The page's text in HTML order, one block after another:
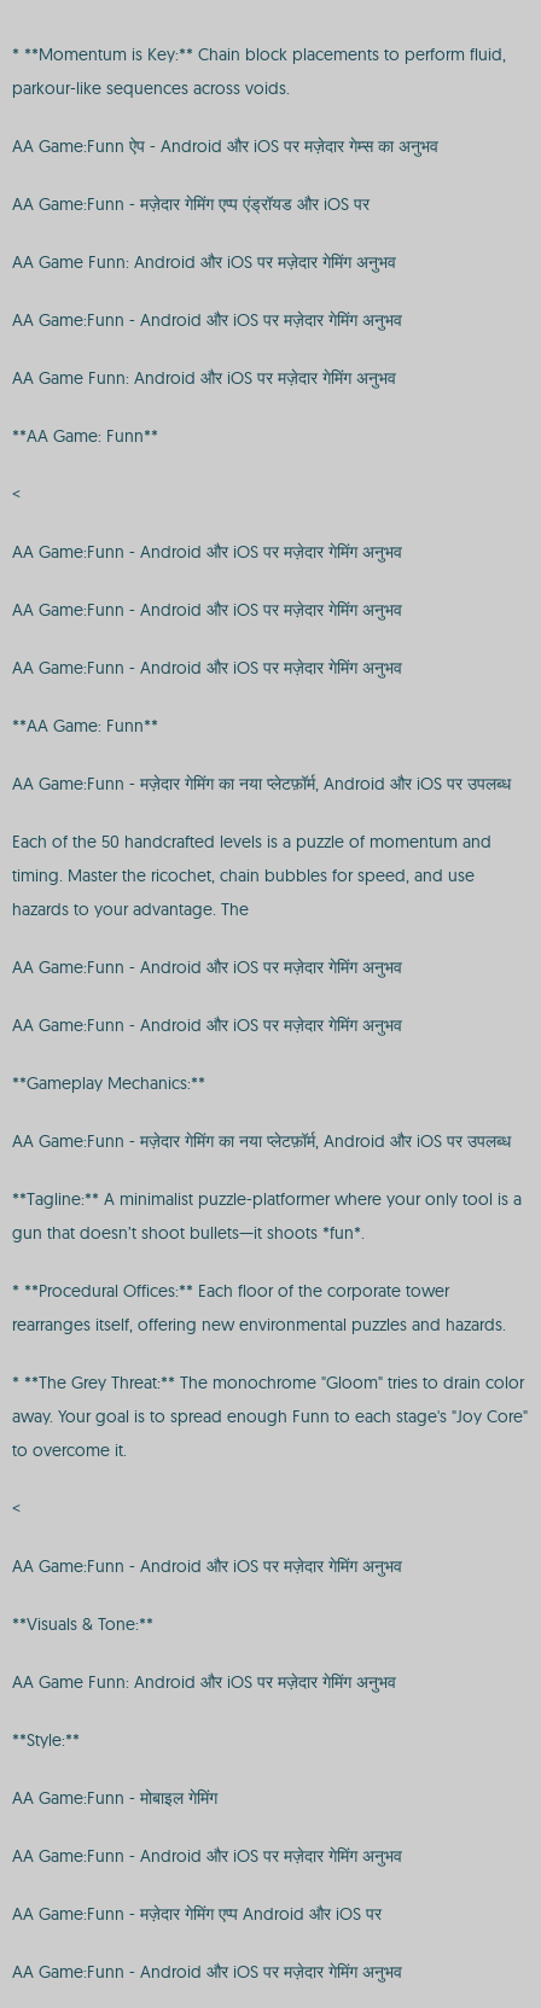
* **Momentum is Key:** Chain block placements to perform fluid,
parkour-like sequences across voids.
AA Game:Funn ऐप - Android और iOS पर मज़ेदार गेम्स का अनुभव
AA Game:Funn - मज़ेदार गेमिंग एप्प एंड्रॉयड और iOS पर
AA Game Funn: Android और iOS पर मज़ेदार गेमिंग अनुभव
AA Game:Funn - Android और iOS पर मज़ेदार गेमिंग अनुभव
AA Game Funn: Android और iOS पर मज़ेदार गेमिंग अनुभव
**AA Game: Funn**
<
AA Game:Funn - Android और iOS पर मज़ेदार गेमिंग अनुभव
AA Game:Funn - Android और iOS पर मज़ेदार गेमिंग अनुभव
AA Game:Funn - Android और iOS पर मज़ेदार गेमिंग अनुभव
**AA Game: Funn**
AA Game:Funn - मज़ेदार गेमिंग का नया प्लेटफ़ॉर्म, Android और iOS पर उपलब्ध
Each of the 50 handcrafted levels is a puzzle of momentum and
timing. Master the ricochet, chain bubbles for speed, and use
hazards to your advantage. The
AA Game:Funn - Android और iOS पर मज़ेदार गेमिंग अनुभव
AA Game:Funn - Android और iOS पर मज़ेदार गेमिंग अनुभव
**Gameplay Mechanics:**
AA Game:Funn - मज़ेदार गेमिंग का नया प्लेटफ़ॉर्म, Android और iOS पर उपलब्ध
**Tagline:** A minimalist puzzle-platformer where your only tool is a
gun that doesn’t shoot bullets—it shoots *fun*.
* **Procedural Offices:** Each floor of the corporate tower
rearranges itself, offering new environmental puzzles and hazards.
* **The Grey Threat:** The monochrome "Gloom" tries to drain color
away. Your goal is to spread enough Funn to each stage's "Joy Core"
to overcome it.
<
AA Game:Funn - Android और iOS पर मज़ेदार गेमिंग अनुभव
**Visuals & Tone:**
AA Game Funn: Android और iOS पर मज़ेदार गेमिंग अनुभव
**Style:**
AA Game:Funn - मोबाइल गेमिंग
AA Game:Funn - Android और iOS पर मज़ेदार गेमिंग अनुभव
AA Game:Funn - मज़ेदार गेमिंग एप्प Android और iOS पर
AA Game:Funn - Android और iOS पर मज़ेदार गेमिंग अनुभव